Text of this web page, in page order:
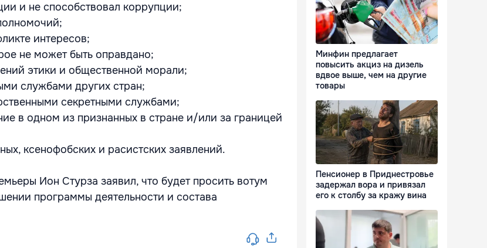
и не способствовал коррупции;
интересов;
не может быть оправдано;
этики и общественной морали;
службами других стран;
секретными службами;
в одном из признанных в стране и/или за границей
ксенофобских и расистских заявлений.
Ион Стурза заявил, что будет просить вотум
программы деятельности и состава
Минфин предлагает
повысить акциз на дизель
вдвое выше, чем на другие
товары
Пенсионер в Приднестровье
задержал вора и привязал
его к столбу за кражу вина